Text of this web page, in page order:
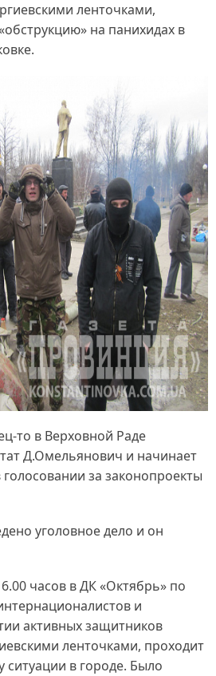
ленточками,
на панихидах в
то в Верховной Раде
Д.Омельянович и начинает
за законопроекты
уголовное дело и он
часов в ДК «Октябрь» по
и
активных защитников
ленточками, проходит
в городе. Было